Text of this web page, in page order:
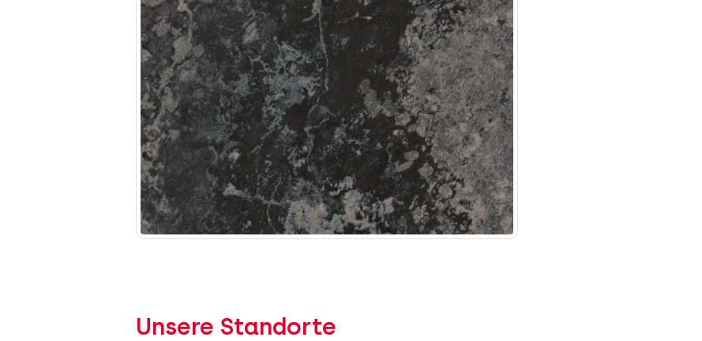
Unsere Standorte